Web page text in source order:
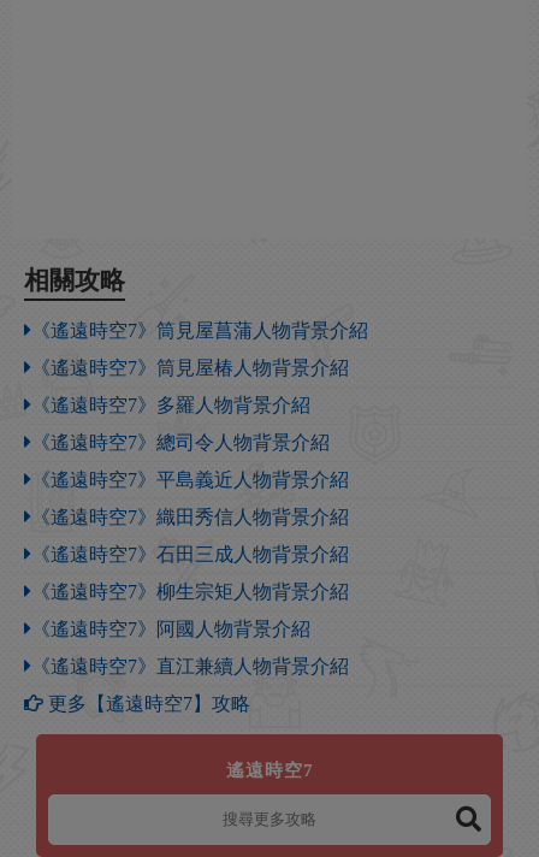
相關攻略
《遙遠時空7》筒見屋菖蒲人物背景介紹
《遙遠時空7》筒見屋椿人物背景介紹
《遙遠時空7》多羅人物背景介紹
《遙遠時空7》總司令人物背景介紹
《遙遠時空7》平島義近人物背景介紹
《遙遠時空7》織田秀信人物背景介紹
《遙遠時空7》石田三成人物背景介紹
《遙遠時空7》柳生宗矩人物背景介紹
《遙遠時空7》阿國人物背景介紹
《遙遠時空7》直江兼續人物背景介紹
更多【遙遠時空7】攻略
遙遠時空7